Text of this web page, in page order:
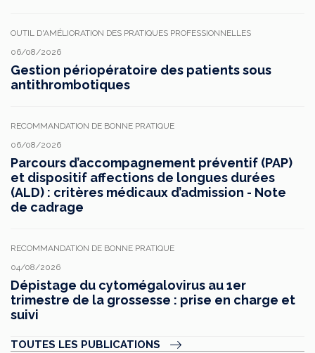
OUTIL D'AMÉLIORATION DES PRATIQUES PROFESSIONNELLES
06/08/2026
Gestion périopératoire des patients sous
antithrombotiques
RECOMMANDATION DE BONNE PRATIQUE
06/08/2026
Parcours d’accompagnement préventif (PAP)
et dispositif affections de longues durées
(ALD) : critères médicaux d’admission - Note
de cadrage
RECOMMANDATION DE BONNE PRATIQUE
04/08/2026
Dépistage du cytomégalovirus au 1er
trimestre de la grossesse : prise en charge et
suivi
TOUTES LES PUBLICATIONS